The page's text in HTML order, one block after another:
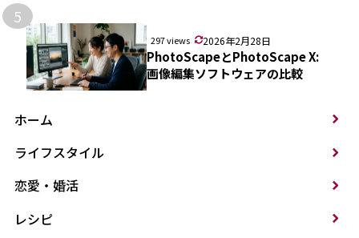
5
297 views 2026年2月28日
PhotoScapeとPhotoScape X:
画像編集ソフトウェアの比較
ホーム
ライフスタイル
恋愛・婚活
レシピ